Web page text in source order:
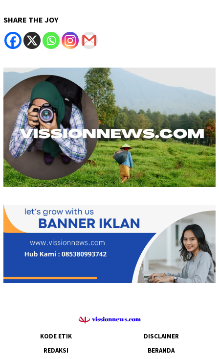
SHARE THE JOY
KODE ETIK
DISCLAIMER
REDAKSI
BERANDA